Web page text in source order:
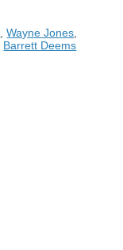
,Wayne Jones
Barrett Deems